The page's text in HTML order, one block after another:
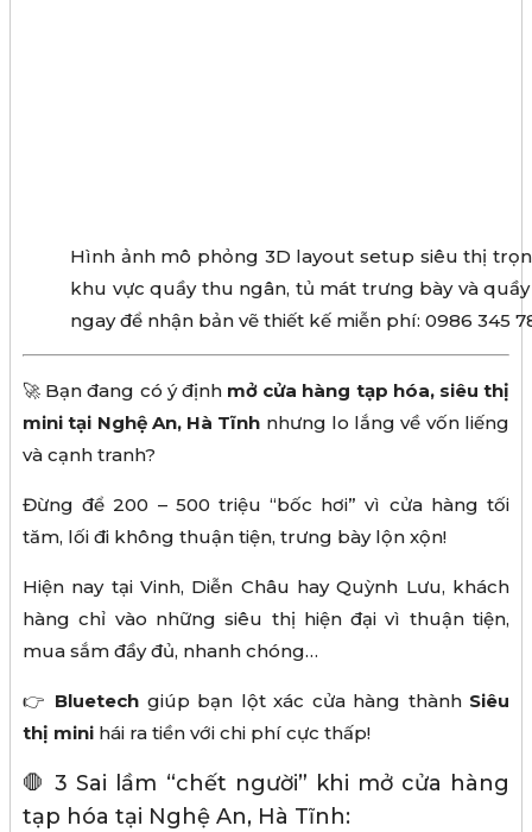
Hình ảnh mô phỏng 3D layout setup siêu thị
khu vực quầy thu ngân, tủ mát trưng bày và
ngay để nhận bản vẽ thiết kế miễn phí: 0986 345
🚀 Bạn đang có ý định mở cửa hàng tạp hóa, siêu thị
mini tại Nghệ An, Hà Tĩnh nhưng lo lắng về vốn liếng
và cạnh tranh?
Đừng để 200 – 500 triệu “bốc hơi” vì cửa hàng tối
tăm, lối đi không thuận tiện, trưng bày lộn xộn!
Hiện nay tại Vinh, Diễn Châu hay Quỳnh Lưu, khách
hàng chỉ vào những siêu thị hiện đại vì thuận tiện,
mua sắm đầy đủ, nhanh chóng…
👉 Bluetech giúp bạn lột xác cửa hàng thành Siêu
thị mini hái ra tiền với chi phí cực thấp!
🛑 3 Sai lầm “chết người” khi mở cửa hàng
tạp hóa tại Nghệ An, Hà Tĩnh: